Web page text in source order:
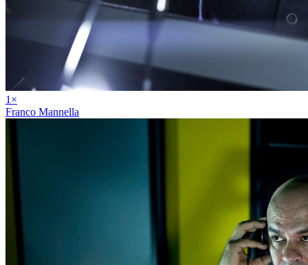
1 ×
Franco Mannella